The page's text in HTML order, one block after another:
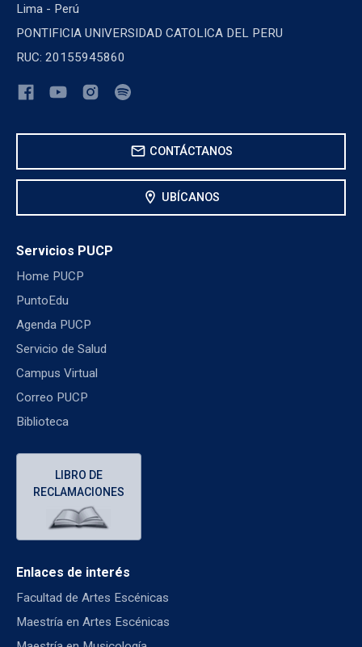
Lima - Perú
PONTIFICIA UNIVERSIDAD CATOLICA DEL PERU
RUC: 20155945860
mail CONTÁCTANOS
location_on UBÍCANOS
Servicios PUCP
Home PUCP
PuntoEdu
Agenda PUCP
Servicio de Salud
Campus Virtual
Correo PUCP
Biblioteca
LIBRO DE
RECLAMACIONES
Enlaces de interés
Facultad de Artes Escénicas
Maestría en Artes Escénicas